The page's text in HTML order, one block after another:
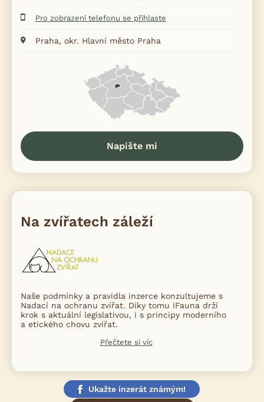
Pro zobrazení telefonu se přihlaste
Praha, okr. Hlavní město Praha
Napište mi
Na zvířatech záleží
Naše podmínky a pravidla inzerce konzultujeme s
Nadací na ochranu zvířat. Díky tomu iFauna drží
krok s aktuální legislativou, i s principy moderního
a etického chovu zvířat.
Přečtete si víc
Ukažte inzerát známým!